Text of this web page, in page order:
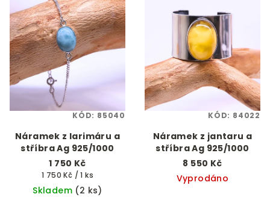
Náramek z larimáru a
stříbra Ag 925/1000
1 750 Kč
Měrná
cena:
1 750 Kč / 1 ks
Skladem (2 ks)
KÓD: 85040
Náramek z jantaru a
stříbra Ag 925/1000
8 550 Kč
Vyprodáno
KÓD: 84022